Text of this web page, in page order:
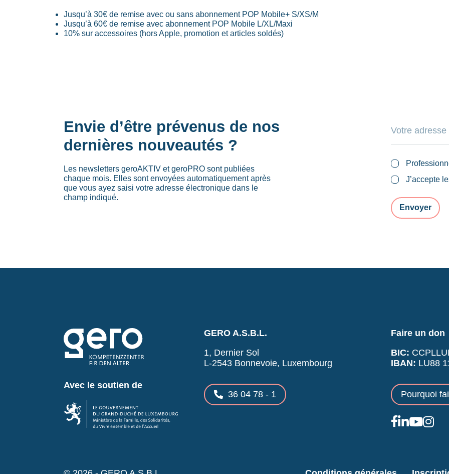
Jusqu’à 30€ de remise avec ou sans abonnement POP Mobile+ S/XS/M
Jusqu’à 60€ de remise avec abonnement POP Mobile L/XL/Maxi
10% sur accessoires (hors Apple, promotion et articles soldés)
Envie d’être prévenus de nos
dernières nouveautés ?
Les newsletters geroAKTIV et geroPRO sont publiées
chaque mois. Elles sont envoyées automatiquement après
que vous ayez saisi votre adresse électronique dans le
champ indiqué.
J’accepte
Avec le soutien de
GERO A.S.B.L.
1, Dernier Sol
L-2543 Bonnevoie, Luxembourg
36 04 78 - 1
Faire un don
BIC:
IBAN: LU88
Pourquoi